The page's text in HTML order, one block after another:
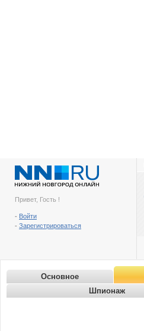
Привет, Гость !
- Войти
- Зарегистрироваться
Основное
Шпионаж